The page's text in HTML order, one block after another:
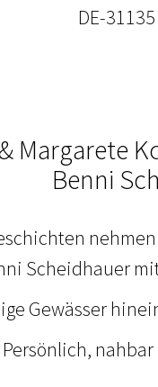
DE-
Margarete
Benni
Scheidhauer
Gewässer
Persönlich,